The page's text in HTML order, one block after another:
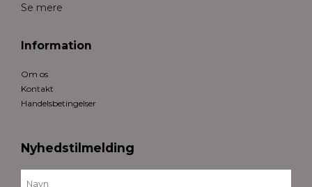
Se mere
Information
Om os
Kontakt
Handelsbetingelser
Nyhedstilmelding